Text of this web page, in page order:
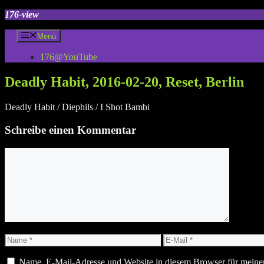
Zum
springen
176-view
Menü
176@YouTube
Deadly Habit, 2016-02-20, Reset, Berlin
Deadly Habit / Diephils / I Shot Bambi
Schreibe einen Kommentar
Name
E-
Mail
Name, E-Mail-Adresse und Website in diesem Browser für